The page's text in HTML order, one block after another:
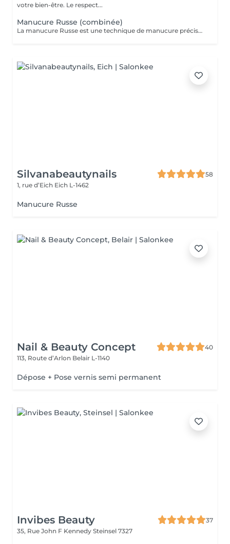
votre bien-être. Le respect...
Manucure Russe (combinée)
La manucure Russe est une technique de manucure précise réalisée à l'aide d'embouts adaptés pour nettoyer en profondeur les cuticules et le contour des ongles. Elle permet un rendu ultra net, propre et une finition impeccable. Idéale avant une pose de vernis semi-permanent ou gel.
Silvanabeautynails
58
1, rue d’Eich Eich L-1462
Manucure Russe
Nail & Beauty Concept
40
113, Route d’Arlon Belair L-1140
Dépose + Pose vernis semi permanent
Invibes Beauty
37
35, Rue John F Kennedy Steinsel 7327